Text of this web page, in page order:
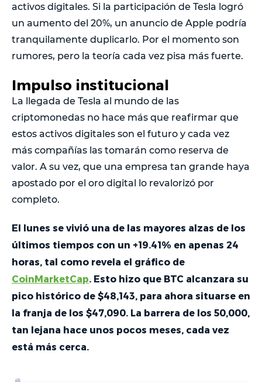
activos digitales. Si la participación de Tesla logró
un aumento del 20%, un anuncio de Apple podría
tranquilamente duplicarlo. Por el momento son
rumores, pero la teoría cada vez pisa más fuerte.
Impulso institucional
La llegada de Tesla al mundo de las
criptomonedas no hace más que reafirmar que
estos activos digitales son el futuro y cada vez
más compañías las tomarán como reserva de
valor. A su vez, que una empresa tan grande haya
apostado por el oro digital lo revalorizó por
completo.
El lunes se vivió una de las mayores alzas de los
últimos tiempos con un +19.41% en apenas 24
horas, tal como revela el gráfico de
CoinMarketCap. Esto hizo que BTC alcanzara su
pico histórico de $48,143, para ahora situarse en
la franja de los $47,090. La barrera de los 50,000,
tan lejana hace unos pocos meses, cada vez
está más cerca.